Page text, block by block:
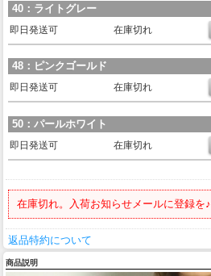
40：ライトグレー
即日発送可 在庫切れ
48：ピンクゴールド
即日発送可 在庫切れ
50：パールホワイト
即日発送可 在庫切れ
在庫切れ。入荷お知らせメールに登録を♪
返品特約について
商品説明